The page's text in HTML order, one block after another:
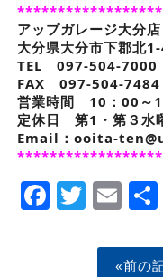
アップガレージ大分店
大分県大分市下郡北
TEL 097-504-7000
FAX 097-504-7484
営業時間 10：00～
定休日 第1・第３水
Email：ooita-
«前の